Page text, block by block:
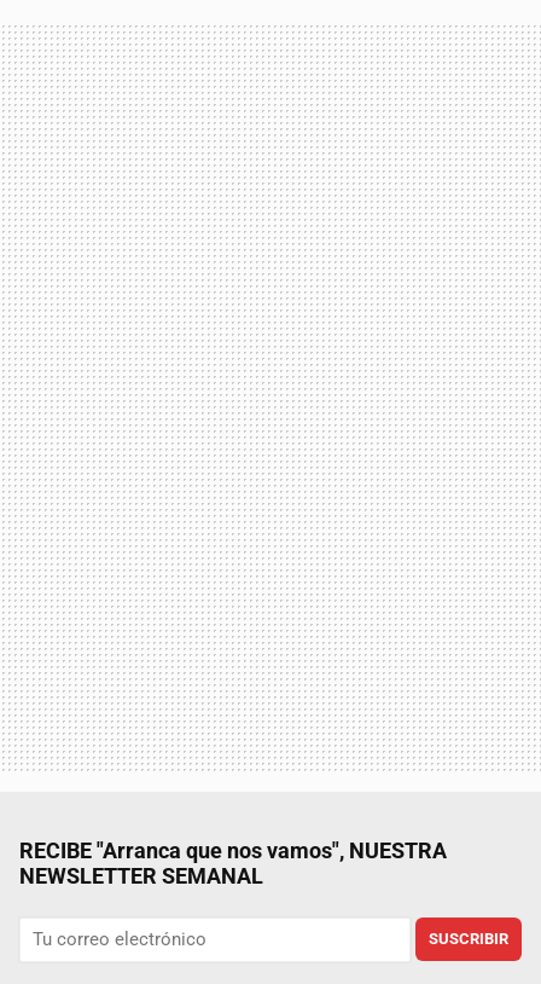
RECIBE "Arranca que nos vamos", NUESTRA
NEWSLETTER SEMANAL
SUSCRIBIR